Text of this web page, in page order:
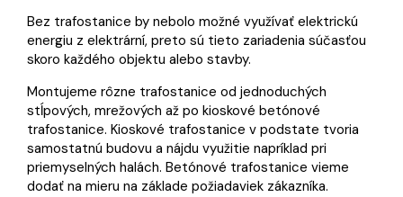
Bez trafostanice by nebolo možné využívať elektrickú
energiu z elektrární, preto sú tieto zariadenia súčasťou
skoro každého objektu alebo stavby.
Montujeme rôzne trafostanice od jednoduchých
stĺpových, mrežových až po kioskové betónové
trafostanice. Kioskové trafostanice v podstate tvoria
samostatnú budovu a nájdu využitie napríklad pri
priemyselných halách. Betónové trafostanice vieme
dodať na mieru na základe požiadaviek zákazníka.